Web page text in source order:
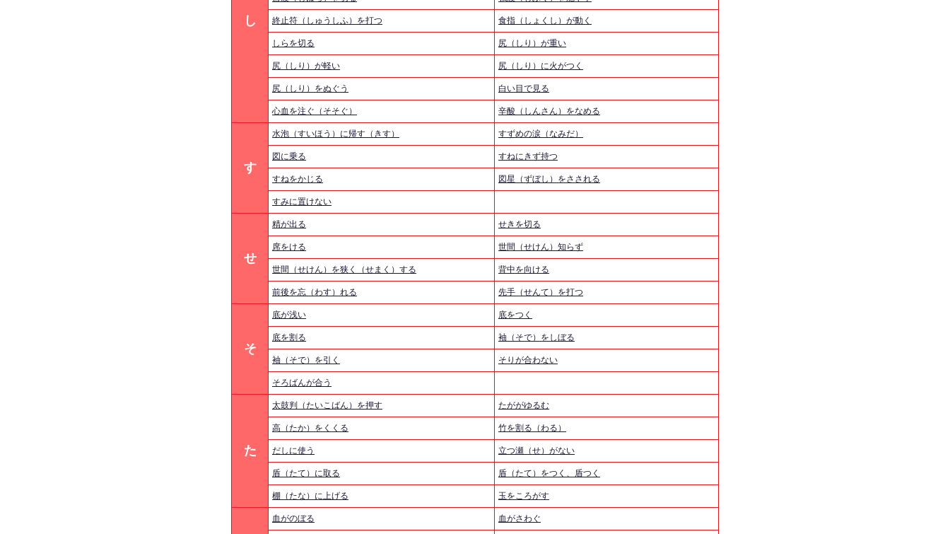
し 終止符（しゅうしふ）を打つ 食指（しょくし）が動く
しらを切る 尻（しり）が重い
尻（しり）が軽い 尻（しり）に火がつく
尻（しり）をぬぐう 白い目で見る
心血を注ぐ（そそぐ） 辛酸（しんさん）をなめる
す
水泡（すいほう）に帰す（きす） すずめの涙（なみだ）
図に乗る すねにきず持つ
すねをかじる 図星（ずぼし）をさされる
すみに置けない
せ
精が出る せきを切る
席をける 世間（せけん）知らず
世間（せけん）を狭く（せまく）する 背中を向ける
前後を忘（わす）れる 先手（せんて）を打つ
そ
底が浅い 底をつく
底を割る 袖（そで）をしぼる
袖（そで）を引く そりが合わない
そろばんが合う
た
太鼓判（たいこばん）を押す たががゆるむ
高（たか）をくくる 竹を割る（わる）
だしに使う 立つ瀬（せ）がない
盾（たて）に取る 盾（たて）をつく、盾つく
棚（たな）に上げる 玉をころがす
血がのぼる 血がさわぐ